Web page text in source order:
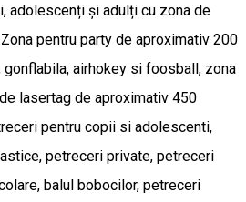
adolescenți și adulți cu zona de
pentru party de aproximativ 200
gonflabila, airhokey si foosball, zona
lasertag de aproximativ 450
pentru copii si adolescenti,
petreceri private, petreceri
balul bobocilor, petreceri